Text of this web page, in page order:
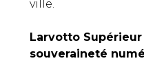
ville.
Larvotto
souveraineté